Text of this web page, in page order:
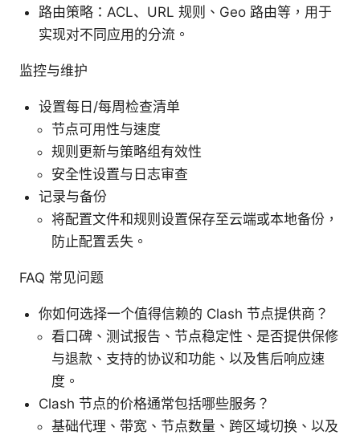
路由策略：ACL、URL 规则、Geo 路由等，用于
实现对不同应用的分流。
监控与维护
设置每日/每周检查清单
节点可用性与速度
规则更新与策略组有效性
安全性设置与日志审查
记录与备份
将配置文件和规则设置保存至云端或本地备份，
防止配置丢失。
FAQ 常见问题
你如何选择一个值得信赖的 Clash 节点提供商？
看口碑、测试报告、节点稳定性、是否提供保修
与退款、支持的协议和功能、以及售后响应速
度。
Clash 节点的价格通常包括哪些服务？
基础代理、带宽、节点数量、跨区域切换、以及